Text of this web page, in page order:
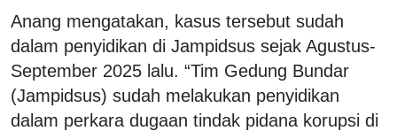
Anang mengatakan, kasus tersebut sudah
dalam penyidikan di Jampidsus sejak Agustus-
September 2025 lalu. “Tim Gedung Bundar
(Jampidsus) sudah melakukan penyidikan
dalam perkara dugaan tindak pidana korupsi di